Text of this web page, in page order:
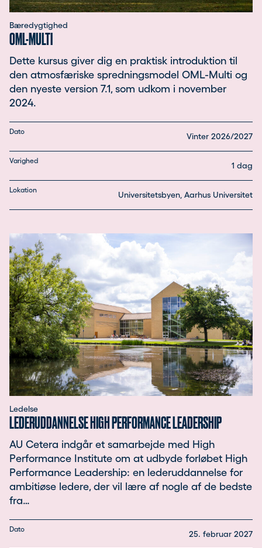
Bæredygtighed
OML-MULTI
Dette kursus giver dig en praktisk introduktion til
den atmosfæriske spredningsmodel OML-Multi og
den nyeste version 7.1, som udkom i november
2024.
Dato
Vinter 2026/2027
Varighed
1 dag
Lokation
Universitetsbyen, Aarhus Universitet
Ledelse
LEDERUDDANNELSE HIGH PERFORMANCE LEADERSHIP
AU Cetera indgår et samarbejde med High
Performance Institute om at udbyde forløbet High
Performance Leadership: en lederuddannelse for
ambitiøse ledere, der vil lære af nogle af de bedste
fra…
Dato
25. februar 2027